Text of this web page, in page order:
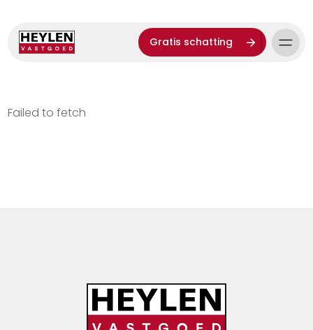
Gratis schatting
Failed to fetch